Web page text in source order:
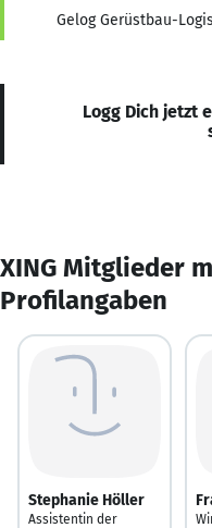
Gelog Gerüstbau-
Logg Dich jetzt
XING Mitglieder
Profilangaben
Stephanie Höller
Assistentin der